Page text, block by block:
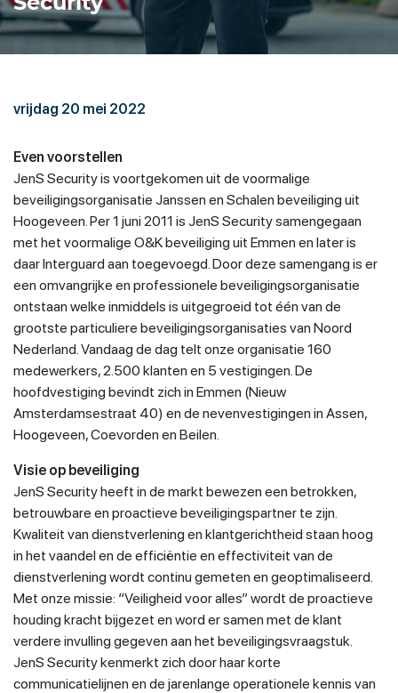
vrijdag 20 mei 2022
Even voorstellen
JenS Security is voortgekomen uit de voormalige
beveiligingsorganisatie Janssen en Schalen beveiliging uit
Hoogeveen. Per 1 juni 2011 is JenS Security samengegaan
met het voormalige O&K beveiliging uit Emmen en later is
daar Interguard aan toegevoegd. Door deze samengang is er
een omvangrijke en professionele beveiligingsorganisatie
ontstaan welke inmiddels is uitgegroeid tot één van de
grootste particuliere beveiligingsorganisaties van Noord
Nederland. Vandaag de dag telt onze organisatie 160
medewerkers, 2.500 klanten en 5 vestigingen. De
hoofdvestiging bevindt zich in Emmen (Nieuw
Amsterdamsestraat 40) en de nevenvestigingen in Assen,
Hoogeveen, Coevorden en Beilen.
Visie op beveiliging
JenS Security heeft in de markt bewezen een betrokken,
betrouwbare en proactieve beveiligingspartner te zijn.
Kwaliteit van dienstverlening en klantgerichtheid staan hoog
in het vaandel en de efficiëntie en effectiviteit van de
dienstverlening wordt continu gemeten en geoptimaliseerd.
Met onze missie: “Veiligheid voor alles” wordt de proactieve
houding kracht bijgezet en word er samen met de klant
verdere invulling gegeven aan het beveiligingsvraagstuk.
JenS Security kenmerkt zich door haar korte
communicatielijnen en de jarenlange operationele kennis van